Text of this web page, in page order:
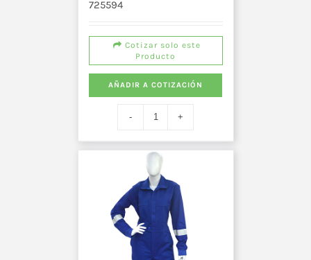
725594
Cotizar solo este
Producto
AÑADIR A COTIZACIÓN